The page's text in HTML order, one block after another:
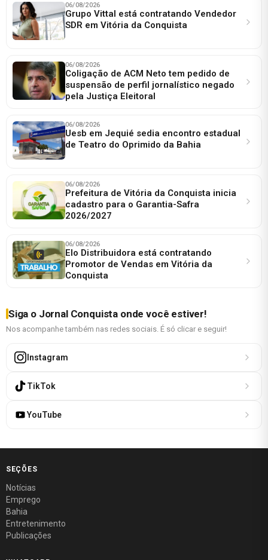
06/08/2026
Grupo Vittal está contratando Vendedor
SDR em Vitória da Conquista
06/08/2026
Coligação de ACM Neto tem pedido de
suspensão de perfil jornalístico negado
pela Justiça Eleitoral
06/08/2026
Uesb em Jequié sedia encontro estadual
de Teatro do Oprimido da Bahia
06/08/2026
Prefeitura de Vitória da Conquista inicia
cadastro para o Garantia-Safra
2026/2027
06/08/2026
Elo Distribuidora está contratando
Promotor de Vendas em Vitória da
Conquista
Siga o Jornal Conquista onde você estiver!
Nos acompanhe também nas redes sociais. É só clicar e seguir!
Instagram
TikTok
YouTube
SEÇÕES
Notícias
Emprego
Bahia
Entretenimento
Publicações